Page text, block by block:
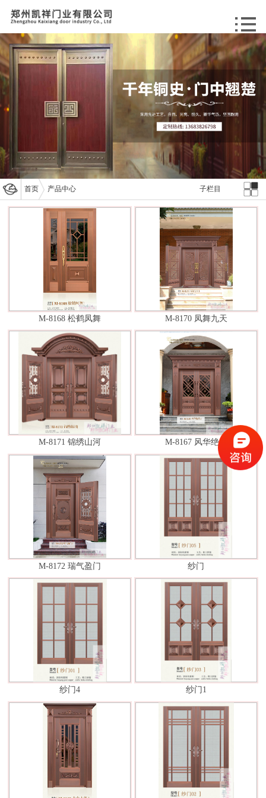
首页 产品中心 子栏目
M-8168 松鹤凤舞 M-8170 凤舞九天
M-8171 锦绣山河 M-8167 风华绝代
M-8172 瑞气盈门 纱门
纱门4 纱门1